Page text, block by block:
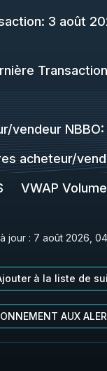
: 3 août
Transaction
vendeur NBBO:
acheteur/
VWAP Volume
jour : 7 août 2026,
à la liste de
AUX